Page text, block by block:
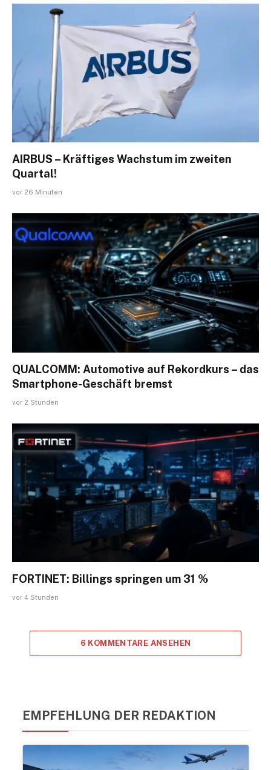
AIRBUS – Kräftiges Wachstum im zweiten
Quartal!
vor 26 Minuten
QUALCOMM: Automotive auf Rekordkurs – das
Smartphone-Geschäft bremst
vor 2 Stunden
FORTINET: Billings springen um 31 %
vor 4 Stunden
6 KOMMENTARE ANSEHEN
EMPFEHLUNG DER REDAKTION